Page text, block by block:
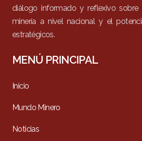
diálogo informado y reflexivo
minería a nivel nacional y el
estratégicos.
MENÚ PRINCIPAL
Inicio
Mundo Minero
Noticias